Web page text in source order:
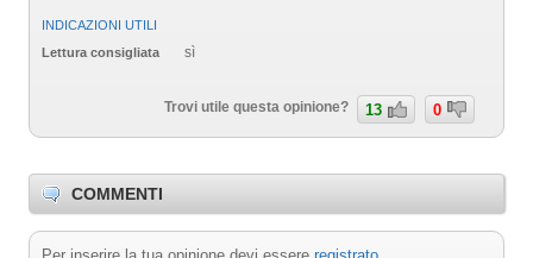
INDICAZIONI UTILI
Lettura consigliata
sì
Trovi utile questa opinione? 13 0
COMMENTI